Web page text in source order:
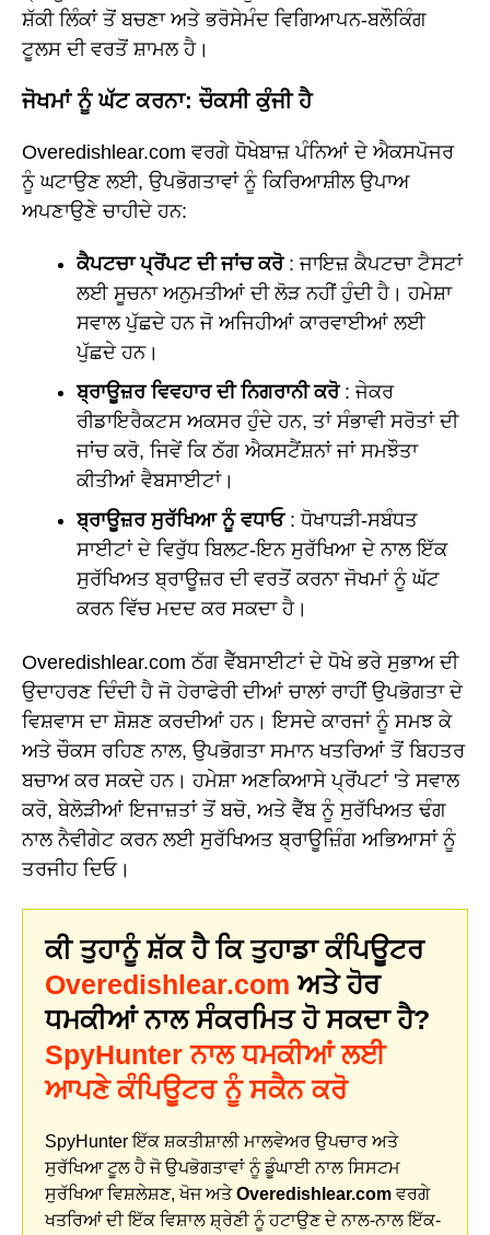
ਸ਼ੱਕੀ ਲਿੰਕਾਂ ਤੋਂ ਬਚਣਾ ਅਤੇ ਭਰੋਸੇਮੰਦ ਵਿਗਿਆਪਨ-ਬਲੌਕਿੰਗ
ਟੂਲਸ ਦੀ ਵਰਤੋਂ ਸ਼ਾਮਲ ਹੈ।
ਜੋਖਮਾਂ ਨੂੰ ਘੱਟ ਕਰਨਾ: ਚੌਕਸੀ ਕੁੰਜੀ ਹੈ
Overedishlear.com ਵਰਗੇ ਧੋਖੇਬਾਜ਼ ਪੰਨਿਆਂ ਦੇ ਐਕਸਪੋਜਰ
ਨੂੰ ਘਟਾਉਣ ਲਈ, ਉਪਭੋਗਤਾਵਾਂ ਨੂੰ ਕਿਰਿਆਸ਼ੀਲ ਉਪਾਅ
ਅਪਣਾਉਣੇ ਚਾਹੀਦੇ ਹਨ:
ਕੈਪਟਚਾ ਪ੍ਰੋਂਪਟ ਦੀ ਜਾਂਚ ਕਰੋ: ਜਾਇਜ਼ ਕੈਪਟਚਾ ਟੈਸਟਾਂ
ਲਈ ਸੂਚਨਾ ਅਨੁਮਤੀਆਂ ਦੀ ਲੋੜ ਨਹੀਂ ਹੁੰਦੀ ਹੈ। ਹਮੇਸ਼ਾ
ਸਵਾਲ ਪੁੱਛਦੇ ਹਨ ਜੋ ਅਜਿਹੀਆਂ ਕਾਰਵਾਈਆਂ ਲਈ
ਪੁੱਛਦੇ ਹਨ।
ਬ੍ਰਾਊਜ਼ਰ ਵਿਵਹਾਰ ਦੀ ਨਿਗਰਾਨੀ ਕਰੋ: ਜੇਕਰ
ਰੀਡਾਇਰੈਕਟਸ ਅਕਸਰ ਹੁੰਦੇ ਹਨ, ਤਾਂ ਸੰਭਾਵੀ ਸਰੋਤਾਂ ਦੀ
ਜਾਂਚ ਕਰੋ, ਜਿਵੇਂ ਕਿ ਠੱਗ ਐਕਸਟੈਂਸ਼ਨਾਂ ਜਾਂ ਸਮਝੌਤਾ
ਕੀਤੀਆਂ ਵੈਬਸਾਈਟਾਂ।
ਬ੍ਰਾਊਜ਼ਰ ਸੁਰੱਖਿਆ ਨੂੰ ਵਧਾਓ: ਧੋਖਾਧੜੀ-ਸਬੰਧਤ
ਸਾਈਟਾਂ ਦੇ ਵਿਰੁੱਧ ਬਿਲਟ-ਇਨ ਸੁਰੱਖਿਆ ਦੇ ਨਾਲ ਇੱਕ
ਸੁਰੱਖਿਅਤ ਬ੍ਰਾਊਜ਼ਰ ਦੀ ਵਰਤੋਂ ਕਰਨਾ ਜੋਖਮਾਂ ਨੂੰ ਘੱਟ
ਕਰਨ ਵਿੱਚ ਮਦਦ ਕਰ ਸਕਦਾ ਹੈ।
Overedishlear.com ਠੱਗ ਵੈੱਬਸਾਈਟਾਂ ਦੇ ਧੋਖੇ ਭਰੇ ਸੁਭਾਅ ਦੀ
ਉਦਾਹਰਣ ਦਿੰਦੀ ਹੈ ਜੋ ਹੇਰਾਫੇਰੀ ਦੀਆਂ ਚਾਲਾਂ ਰਾਹੀਂ ਉਪਭੋਗਤਾ ਦੇ
ਵਿਸ਼ਵਾਸ ਦਾ ਸ਼ੋਸ਼ਣ ਕਰਦੀਆਂ ਹਨ। ਇਸਦੇ ਕਾਰਜਾਂ ਨੂੰ ਸਮਝ ਕੇ
ਅਤੇ ਚੌਕਸ ਰਹਿਣ ਨਾਲ, ਉਪਭੋਗਤਾ ਸਮਾਨ ਖਤਰਿਆਂ ਤੋਂ ਬਿਹਤਰ
ਬਚਾਅ ਕਰ ਸਕਦੇ ਹਨ। ਹਮੇਸ਼ਾ ਅਣਕਿਆਸੇ ਪ੍ਰੋਂਪਟਾਂ 'ਤੇ ਸਵਾਲ
ਕਰੋ, ਬੇਲੋੜੀਆਂ ਇਜਾਜ਼ਤਾਂ ਤੋਂ ਬਚੋ, ਅਤੇ ਵੈੱਬ ਨੂੰ ਸੁਰੱਖਿਅਤ ਢੰਗ
ਨਾਲ ਨੈਵੀਗੇਟ ਕਰਨ ਲਈ ਸੁਰੱਖਿਅਤ ਬ੍ਰਾਊਜ਼ਿੰਗ ਅਭਿਆਸਾਂ ਨੂੰ
ਤਰਜੀਹ ਦਿਓ।
ਕੀ ਤੁਹਾਨੂੰ ਸ਼ੱਕ ਹੈ ਕਿ ਤੁਹਾਡਾ ਕੰਪਿਊਟਰ
Overedishlear.com ਅਤੇ ਹੋਰ
ਧਮਕੀਆਂ ਨਾਲ ਸੰਕਰਮਿਤ ਹੋ ਸਕਦਾ ਹੈ?
SpyHunter ਨਾਲ ਧਮਕੀਆਂ ਲਈ
ਆਪਣੇ ਕੰਪਿਊਟਰ ਨੂੰ ਸਕੈਨ ਕਰੋ
SpyHunter ਇੱਕ ਸ਼ਕਤੀਸ਼ਾਲੀ ਮਾਲਵੇਅਰ ਉਪਚਾਰ ਅਤੇ
ਸੁਰੱਖਿਆ ਟੂਲ ਹੈ ਜੋ ਉਪਭੋਗਤਾਵਾਂ ਨੂੰ ਡੂੰਘਾਈ ਨਾਲ ਸਿਸਟਮ
ਸੁਰੱਖਿਆ ਵਿਸ਼ਲੇਸ਼ਣ, ਖੋਜ ਅਤੇOveredishlear.com ਵਰਗੇ
ਖਤਰਿਆਂ ਦੀ ਇੱਕ ਵਿਸ਼ਾਲ ਸ਼੍ਰੇਣੀ ਨੂੰ ਹਟਾਉਣ ਦੇ ਨਾਲ-ਨਾਲ ਇੱਕ-